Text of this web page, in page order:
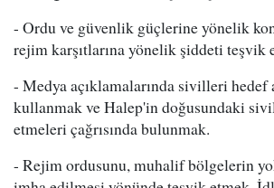
- Ordu ve güvenlik güçlerine yönelik
rejim karşıtlarına yönelik şiddeti teşvik
- Medya açıklamalarında sivilleri hedef
kullanmak ve Halep'in doğusundaki
etmeleri çağrısında bulunmak.
- Rejim ordusunu, muhalif bölgelerin